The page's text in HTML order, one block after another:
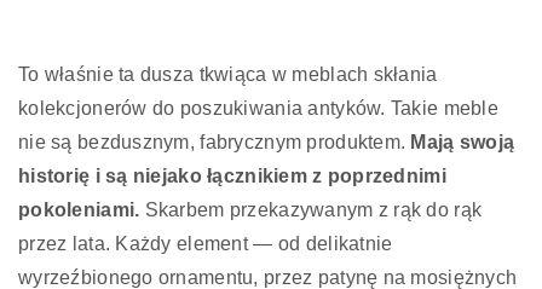
To właśnie ta dusza tkwiąca w meblach skłania
kolekcjonerów do poszukiwania antyków. Takie meble
nie są bezdusznym, fabrycznym produktem. Mają swoją
historię i są niejako łącznikiem z poprzednimi
pokoleniami. Skarbem przekazywanym z rąk do rąk
przez lata. Każdy element — od delikatnie
wyrzeźbionego ornamentu, przez patynę na mosiężnych